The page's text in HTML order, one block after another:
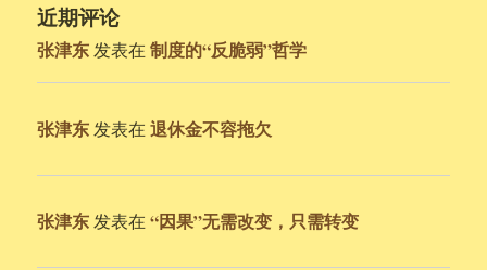
近期评论
张津东 发表在制度的“反脆弱”哲学
张津东 发表在退休金不容拖欠
张津东 发表在“因果”无需改变，只需转变